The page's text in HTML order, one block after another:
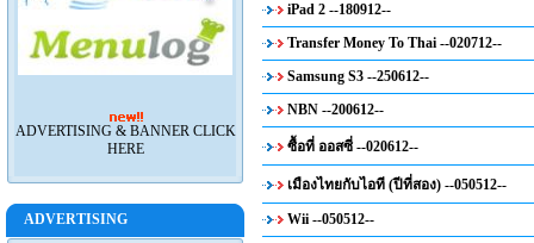
ADVERTISING & BANNER CLICK
HERE
ADVERTISING
iPad 2 --180912--
Transfer Money To Thai --020712--
Samsung S3 --250612--
NBN --200612--
ซื้อที่ ออสซี่ --020612--
เมืองไทยกับไอที (ปีที่สอง) --050512--
Wii --050512--